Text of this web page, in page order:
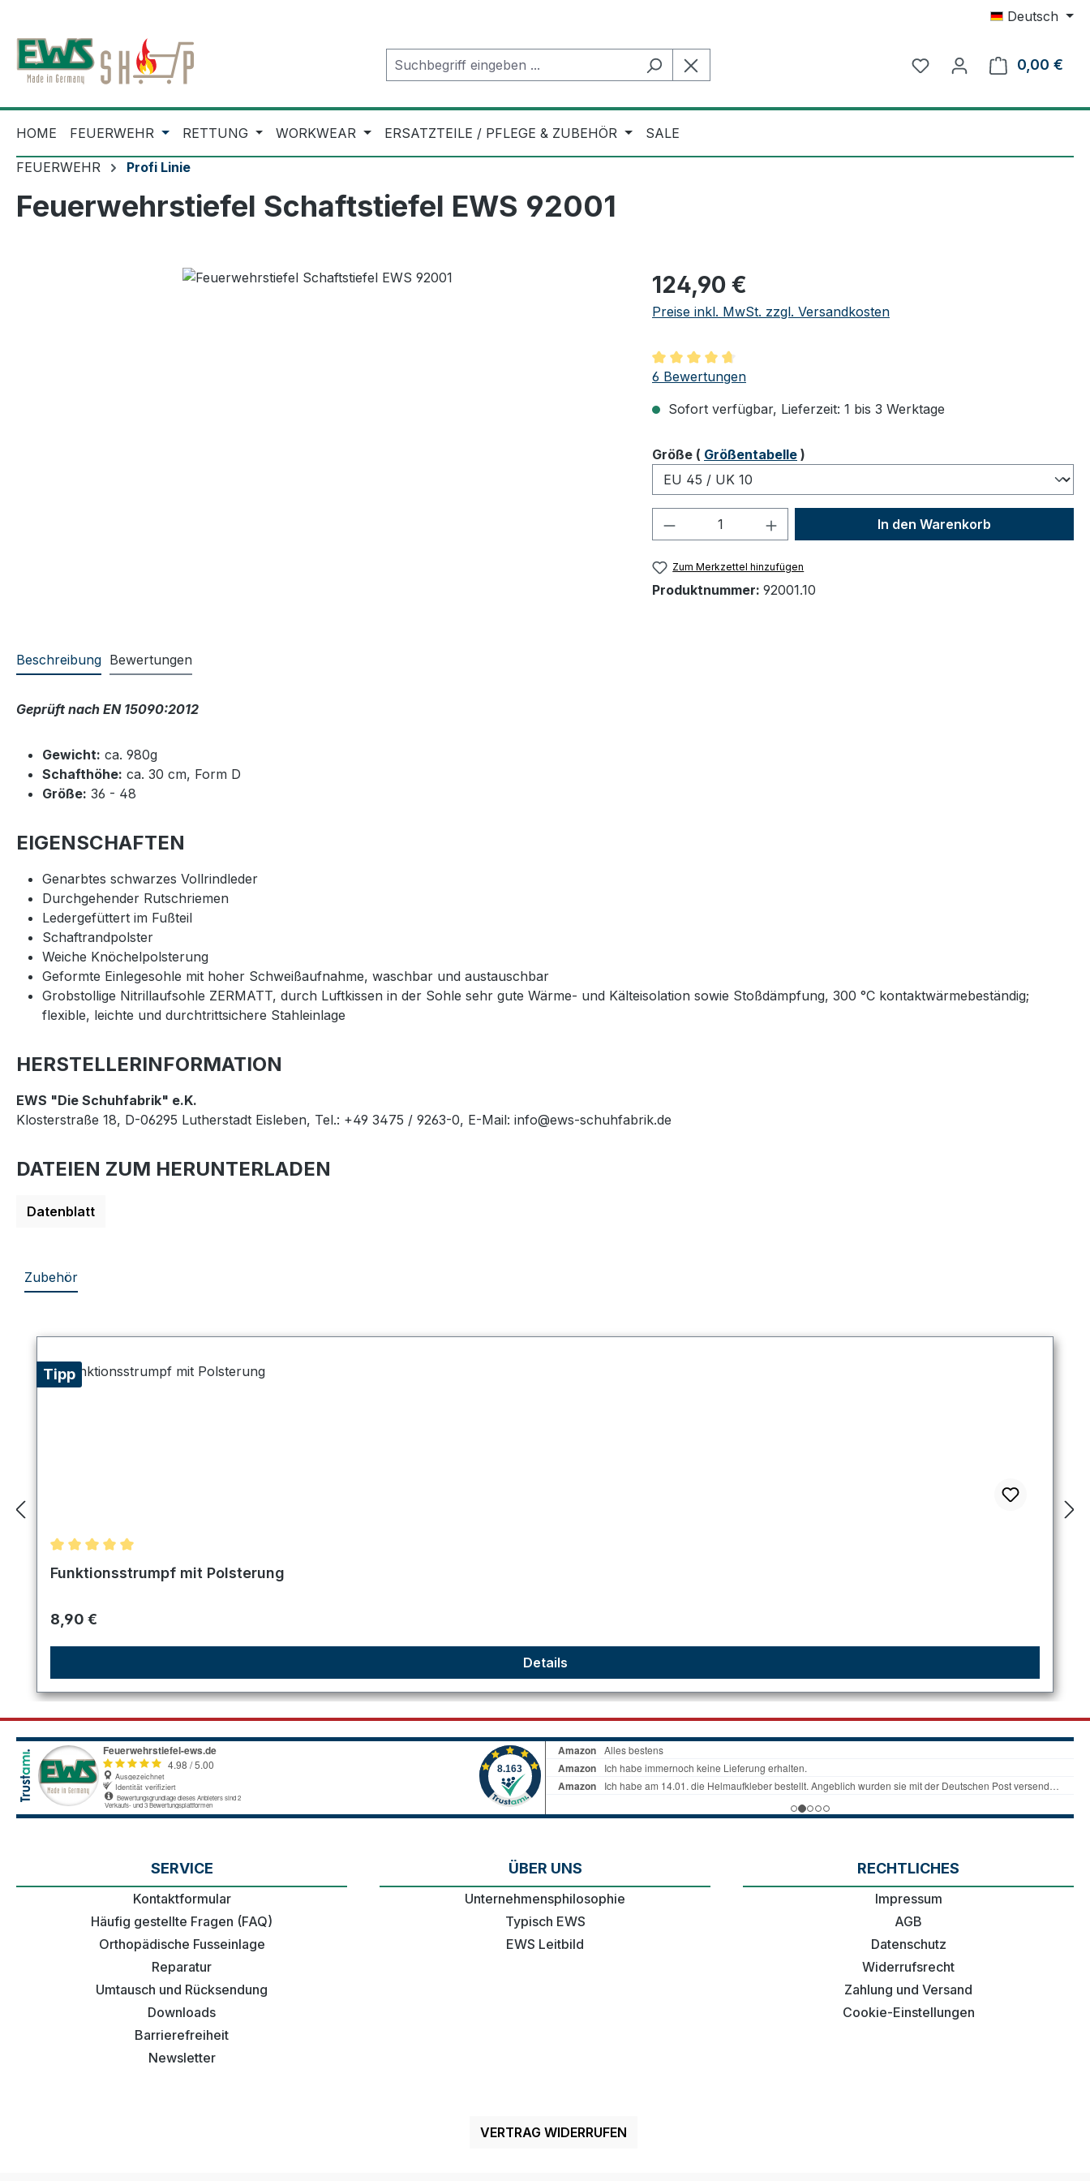
Deutsch
0,00 €
HOME FEUERWEHR RETTUNG WORKWEAR ERSATZTEILE / PFLEGE & ZUBEHÖR SALE
FEUERWEHR Profi Linie
Feuerwehrstiefel Schaftstiefel EWS 92001
Regulärer Preis:
124,90 €
Preise inkl. MwSt. zzgl. Versandkosten
Durchschnittliche Bewertung von 4.83 von 5 Sternen
6 Bewertungen
Sofort verfügbar, Lieferzeit: 1 bis 3 Werktage
Größeauswählen
( Größentabelle )
Produkt Anzahl: Gib den gewünschten Wert
In den Warenkorb
Zum Merkzettel hinzufügen
Produktnummer: 92001.10
Beschreibung Bewertungen
Geprüft nach EN 15090:2012
Gewicht: ca. 980g
Schafthöhe: ca. 30 cm, Form D
Größe: 36 - 48
EIGENSCHAFTEN
Genarbtes schwarzes Vollrindleder
Durchgehender Rutschriemen
Ledergefüttert im Fußteil
Schaftrandpolster
Weiche Knöchelpolsterung
Geformte Einlegesohle mit hoher Schweißaufnahme, waschbar und austauschbar
Grobstollige Nitrillaufsohle ZERMATT, durch Luftkissen in der Sohle sehr gute Wärme- und Kälteisolation sowie Stoßdämpfung, 300 °C kontaktwärmebeständig;
flexible, leichte und durchtrittsichere Stahleinlage
HERSTELLERINFORMATION
EWS "Die Schuhfabrik" e.K.
Klosterstraße 18, D-06295 Lutherstadt Eisleben, Tel.: +49 3475 / 9263-0, E-Mail: info@ews-schuhfabrik.de
DATEIEN ZUM HERUNTERLADEN
Datenblatt
Zubehör
Tipp
Durchschnittliche Bewertung von 5 von 5 Sternen
Funktionsstrumpf mit Polsterung
Regulärer Preis:
8,90 €
Details
SERVICE
Kontaktformular
Häufig gestellte Fragen (FAQ)
Orthopädische Fusseinlage
Reparatur
Umtausch und Rücksendung
Downloads
Barrierefreiheit
Newsletter
ÜBER UNS
Unternehmensphilosophie
Typisch EWS
EWS Leitbild
RECHTLICHES
Impressum
AGB
Datenschutz
Widerrufsrecht
Zahlung und Versand
Cookie-Einstellungen
VERTRAG WIDERRUFEN